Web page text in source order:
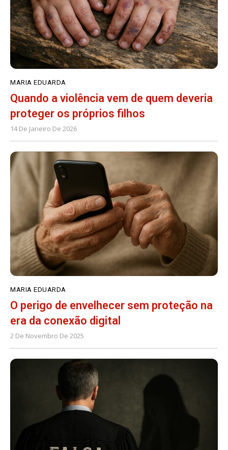
MARIA EDUARDA
Quando a violência vem de quem deveria
proteger os próprios filhos
14 De Janeiro De 2026
MARIA EDUARDA
O perigo de envelhecer sem proteção na
era da conexão digital
2 De Novembro De 2025